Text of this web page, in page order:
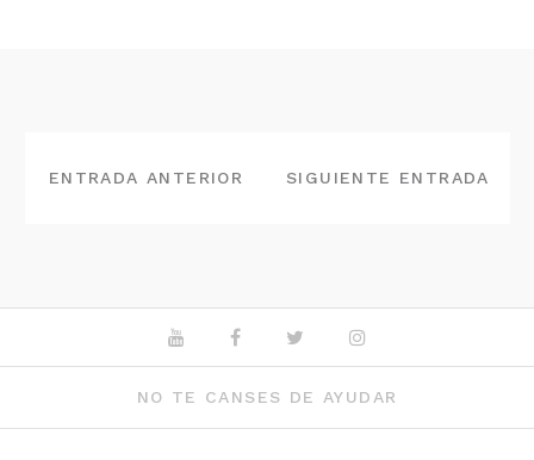
DEENTRADA ANTERIOR SIGUIENTE ENTRADA
YoutubeFacebookTwitter
NO TE CANSES DE AYUDAR